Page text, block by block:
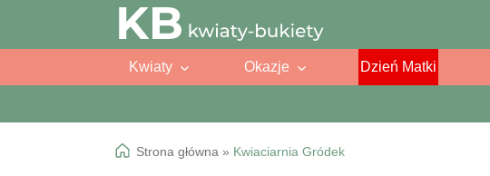
Przejdź
do
Przejdź
do
Kwiaty Okazje Dzień Matki
Strona główna » Kwiaciarnia Gródek